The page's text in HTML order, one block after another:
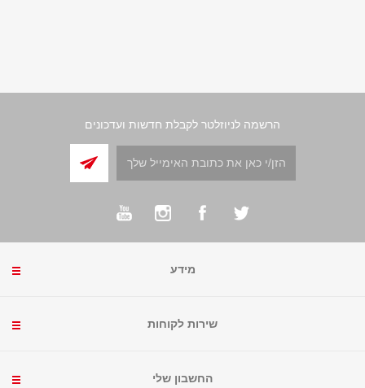
הרשמה לניוזלטר לקבלת חדשות ועדכונים
מידע
שירות לקוחות
החשבון שלי